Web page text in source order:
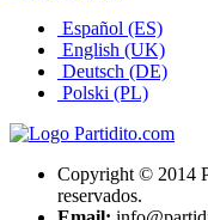
Español (ES)
English (UK)
Deutsch (DE)
Polski (PL)
Copyright © 2014
reservados.